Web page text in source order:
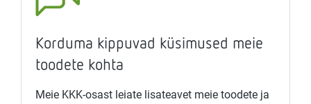
Korduma kippuvad küsimused meie
toodete kohta
Meie KKK-osast leiate lisateavet meie toodete ja